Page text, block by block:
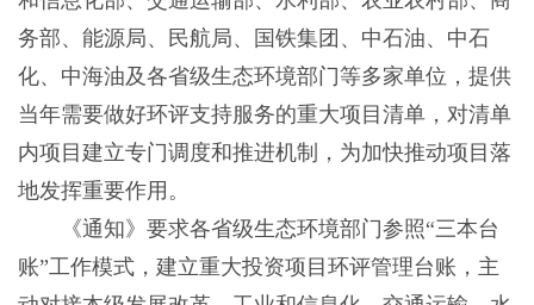
务部、能源局、民航局、国铁集团、中石油、中石
化、中海油及各省级生态环境部门等多家单位，提供
当年需要做好环评支持服务的重大项目清单，对清单
内项目建立专门调度和推进机制，为加快推动项目落
地发挥重要作用。
《通知》要求各省级生态环境部门参照“三本台
账”工作模式，建立重大投资项目环评管理台账，主